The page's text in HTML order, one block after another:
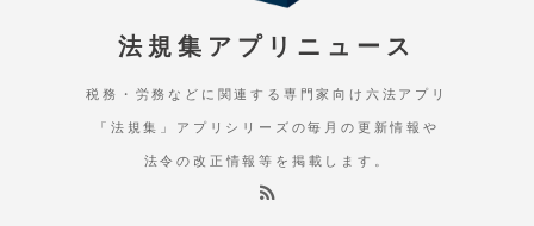
法規集アプリニュース
税務・労務などに関連する専門家向け六法アプリ
「法規集」アプリシリーズの毎月の更新情報や
法令の改正情報等を掲載します。